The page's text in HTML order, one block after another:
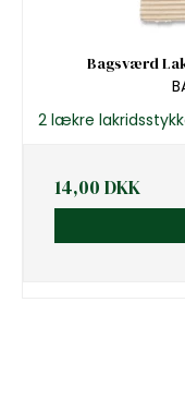
Bagsværd
2 lækre
14,00 DKK